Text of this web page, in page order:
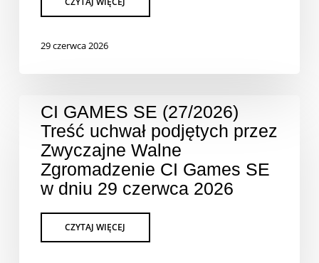
29 czerwca 2026
CI GAMES SE (27/2026)
Treść uchwał podjętych przez
Zwyczajne Walne
Zgromadzenie CI Games SE
w dniu 29 czerwca 2026